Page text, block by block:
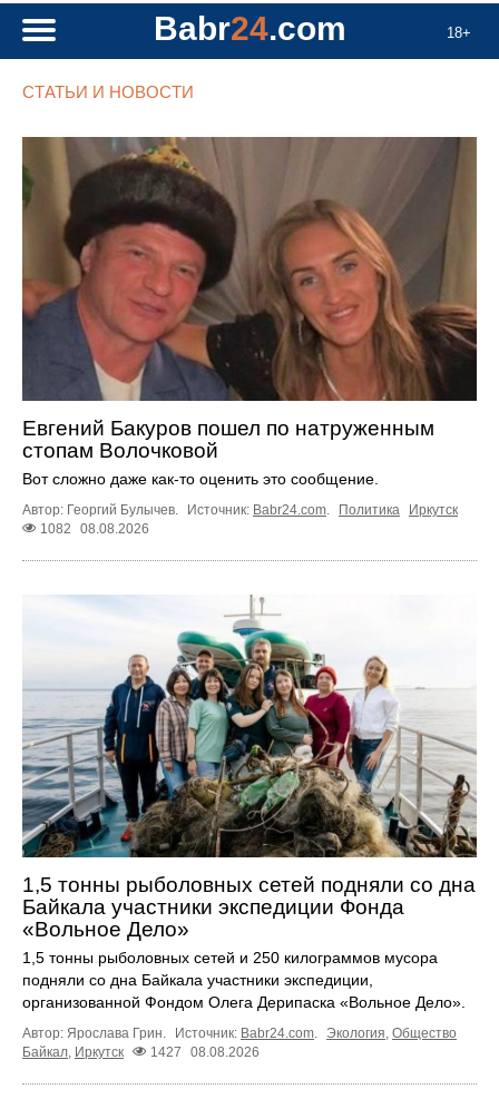
18+
Babr24.com
СТАТЬИ И НОВОСТИ
Евгений Бакуров пошел по натруженным
стопам Волочковой
Вот сложно даже как-то оценить это сообщение.
Автор: Георгий Булычев. Источник: Babr24.com Политика
Иркутск
1082
08.08.2026
1,5 тонны рыболовных сетей подняли со дна
Байкала участники экспедиции Фонда
«Вольное Дело»
1,5 тонны рыболовных сетей и 250 килограммов мусора
подняли со дна Байкала участники экспедиции,
организованной Фондом Олега Дерипаска «Вольное Дело».
Автор: Ярослава Грин. Источник: Babr24.com. Экология, Общество
Байкал, Иркутск 1427 08.08.2026